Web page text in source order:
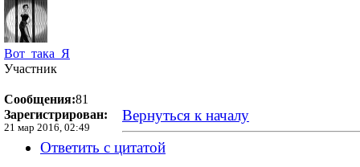
Вот_така_Я
Участник
Сообщения:81
Зарегистрирован:
21 мар 2016, 02:49
Вернуться к началу
Ответить с цитатой